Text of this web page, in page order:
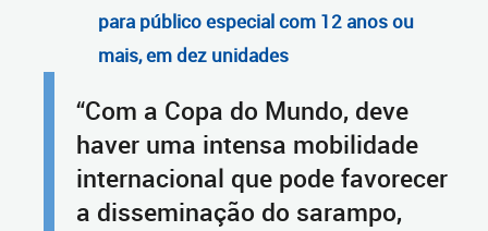
para público especial com 12 anos ou
mais, em dez unidades
“Com a Copa do Mundo, deve
haver uma intensa mobilidade
internacional que pode favorecer
a disseminação do sarampo,